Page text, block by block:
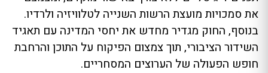
את סמכויות מועצת הרשות השנייה לטלוויזיה ולרדיו.
בנוסף, החוק מגדיר מחדש את יחסי המדינה עם תאגיד
השידור הציבורי, תוך צמצום הפיקוח על התוכן והרחבת
חופש הפעולה של הערוצים המסחריים.